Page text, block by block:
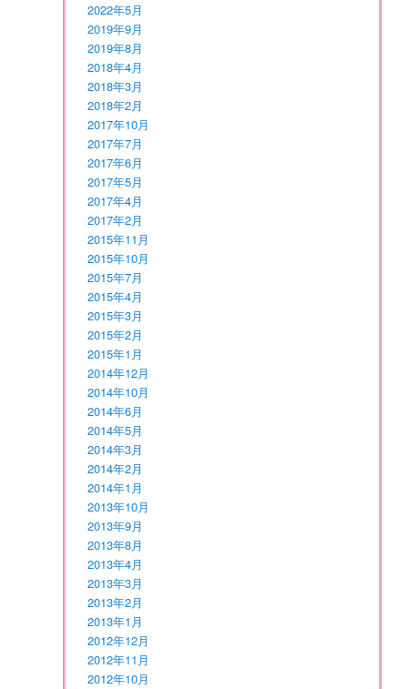
2022年5月
2019年9月
2019年8月
2018年4月
2018年3月
2018年2月
2017年10月
2017年7月
2017年6月
2017年5月
2017年4月
2017年2月
2015年11月
2015年10月
2015年7月
2015年4月
2015年3月
2015年2月
2015年1月
2014年12月
2014年10月
2014年6月
2014年5月
2014年3月
2014年2月
2014年1月
2013年10月
2013年9月
2013年8月
2013年4月
2013年3月
2013年2月
2013年1月
2012年12月
2012年11月
2012年10月